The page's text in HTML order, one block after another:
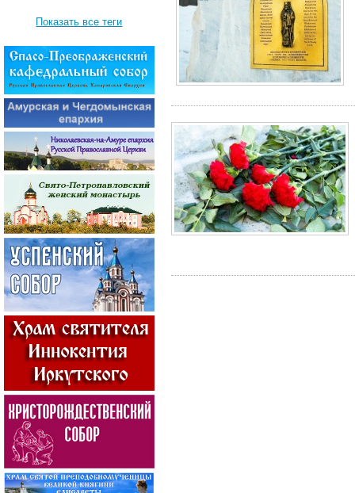
Показать все теги